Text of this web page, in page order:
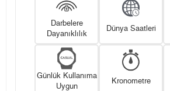
Darbelere
Dayanıklılık
Dünya Saatleri
Günlük Kullanıma
Uygun
Kronometre